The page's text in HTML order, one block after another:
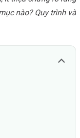
nào? Quy trình và